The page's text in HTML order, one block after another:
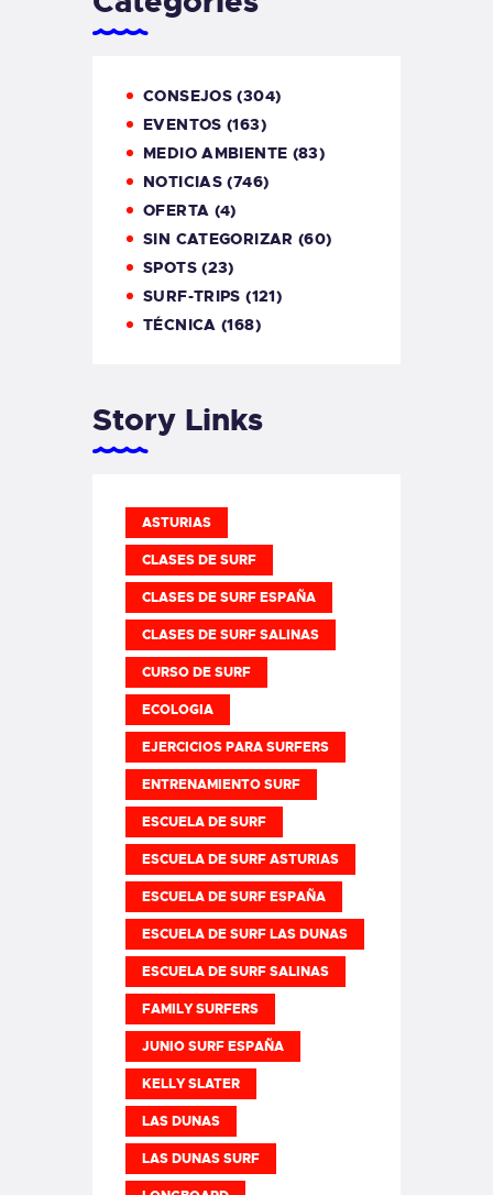
CONSEJOS (304)
EVENTOS (163)
MEDIO AMBIENTE (83)
NOTICIAS (746)
OFERTA (4)
SIN CATEGORIZAR (60)
SPOTS(23)
SURF-TRIPS (121)
TÉCNICA (168)
Story Links
ASTURIAS
CLASES DE SURF
CLASES DE SURF ESPAÑA
CLASES DE SURF SALINAS
CURSO DE SURF
ECOLOGIA
EJERCICIOS PARA SURFERS
ENTRENAMIENTO SURF
ESCUELA DE SURF
ESCUELA DE SURF ASTURIAS
ESCUELA DE SURF ESPAÑA
ESCUELA DE SURF LAS DUNAS
ESCUELA DE SURF SALINAS
FAMILY SURFERS
JUNIO SURF ESPAÑA
KELLY SLATER
LAS DUNAS
LAS DUNAS SURF